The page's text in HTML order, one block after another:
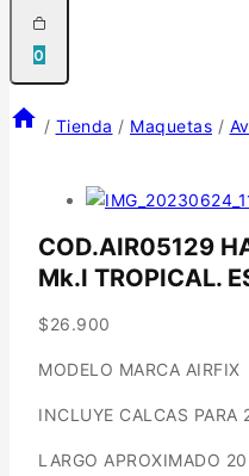
0
/ Tienda / Maquetas /
COD.AIR05129
Mk.I TROPICAL.
$26.900
MODELO MARCA AIRFIX
INCLUYE CALCAS PARA
LARGO APROXIMADO